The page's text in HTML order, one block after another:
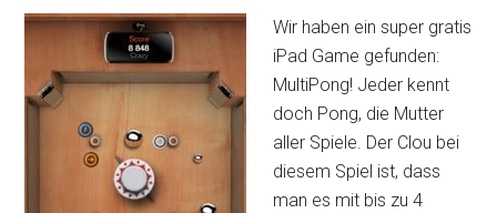
Wir haben ein super gratis
iPad Game gefunden:
MultiPong! Jeder kennt
doch Pong, die Mutter
aller Spiele. Der Clou bei
diesem Spiel ist, dass
man es mit bis zu 4